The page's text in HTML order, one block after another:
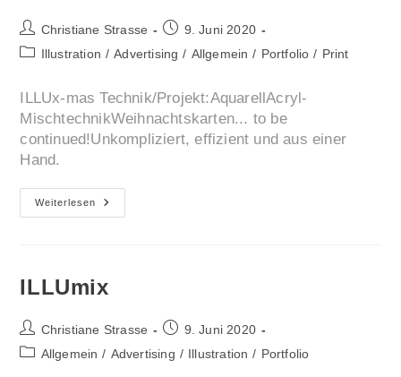
Beitrags-
Autor:
Christiane Strasse
Beitrag
veröffentlicht:
9. Juni 2020
Beitrags-
Illustration / Advertising / Allgemein / Portfolio / Print
ILLUx-mas Technik/Projekt:AquarellAcryl-
MischtechnikWeihnachtskarten... to be
continued!Unkompliziert, effizient und aus einer
Hand.
Weiterlesen
ILLUx-
Mas
ILLUmix
Beitrags-
Autor:
Christiane Strasse
Beitrag
veröffentlicht:
9. Juni 2020
Beitrags-
Allgemein / Advertising / Illustration / Portfolio